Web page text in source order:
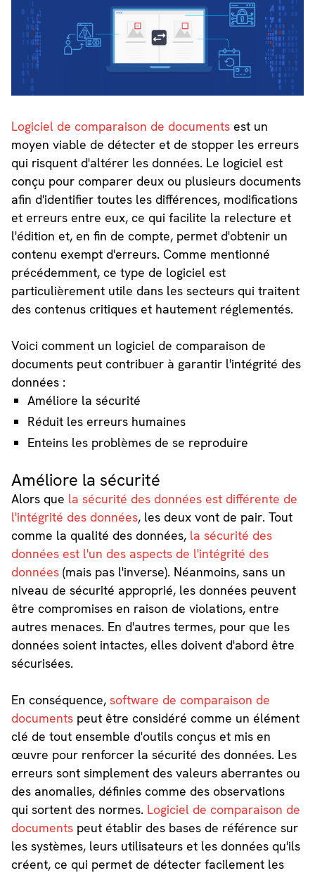
Logiciel de comparaison de documentsest un
moyen viable de détecter et de stopper les erreurs
qui risquent d'altérer les données. Le logiciel est
conçu pour comparer deux ou plusieurs documents
afin d'identifier toutes les différences, modifications
et erreurs entre eux, ce qui facilite la relecture et
l'édition et, en fin de compte, permet d'obtenir un
contenu exempt d'erreurs. Comme mentionné
précédemment, ce type de logiciel est
particulièrement utile dans les secteurs qui traitent
des contenus critiques et hautement réglementés.
Voici comment un logiciel de comparaison de
documents peut contribuer à garantir l'intégrité des
données :
Améliore la sécurité
Réduit les erreurs humaines
Enteins les problèmes de se reproduire
Améliore la sécurité
Alors que la sécurité des données est différente de
l'intégrité des données, les deux vont de pair. Tout
comme la qualité des données, la sécurité des
données est l'un des aspects de l'intégrité des
données(mais pas l'inverse). Néanmoins, sans un
niveau de sécurité approprié, les données peuvent
être compromises en raison de violations, entre
autres menaces. En d'autres termes, pour que les
données soient intactes, elles doivent d'abord être
sécurisées.
En conséquence,software de comparaison de
documentspeut être considéré comme un élément
clé de tout ensemble d'outils conçus et mis en
œuvre pour renforcer la sécurité des données. Les
erreurs sont simplement des valeurs aberrantes ou
des anomalies, définies comme des observations
qui sortent des normes. Logiciel de comparaison de
documentspeut établir des bases de référence sur
les systèmes, leurs utilisateurs et les données qu'ils
créent, ce qui permet de détecter facilement les